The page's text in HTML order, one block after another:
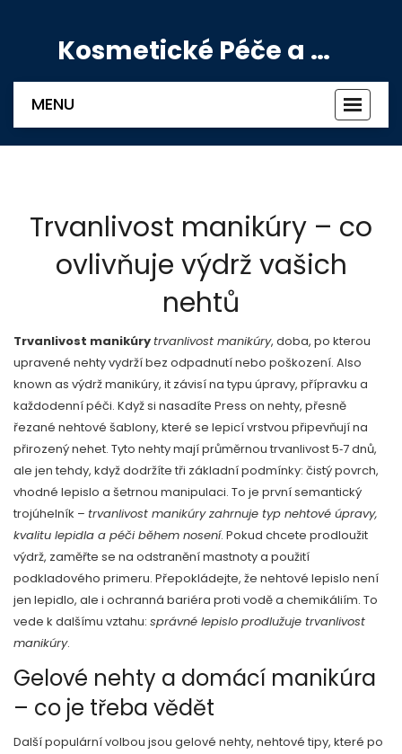
Kosmetické Péče a Výživové Doplňky
MENU
Trvanlivost manikúry – co
ovlivňuje výdrž vašich
nehtů
Trvanlivost manikúrytrvanlivost manikúry, doba, po kterou
upravené nehty vydrží bez odpadnutí nebo poškození. Also
known as výdrž manikúry, it závisí na typu úpravy, přípravku a
každodenní péči. Když si nasadíte Press on nehty, přesně
řezané nehtové šablony, které se lepicí vrstvou připevňují na
přirozený nehet. Tyto nehty mají průměrnou trvanlivost 5‑7 dnů,
ale jen tehdy, když dodržíte tři základní podmínky: čistý povrch,
vhodné lepislo a šetrnou manipulaci. To je první semantický
trojúhelník – trvanlivost manikúry zahrnuje typ nehtové úpravy,
kvalitu lepidla a péči během nosení. Pokud chcete prodloužit
výdrž, zaměřte se na odstranění mastnoty a použití
podkladového primeru. Přepokládejte, že nehtové lepislo není
jen lepidlo, ale i ochranná bariéra proti vodě a chemikáliím. To
vede k dalšímu vztahu: správné lepislo prodlužuje trvanlivost
manikúry.
Gelové nehty a domácí manikúra
– co je třeba vědět
Další populární volbou jsou gelové nehty, nehtové tipy, které po